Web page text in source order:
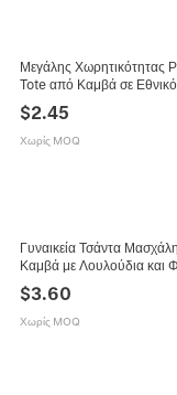
Μεγάλης Χωρητικότητας
Tote από Καμβά σε Εθνικό
Γυναίκες Καλοκαίρι Νέα
Τσάντα Ώμου για
$2.45
Χωρίς MOQ
Γυναικεία Τσάντα
Καμβά με Λουλούδια και
Χειρός Casual Hobo
για Καθημερινές Διακοπές
$3.60
Χωρίς MOQ